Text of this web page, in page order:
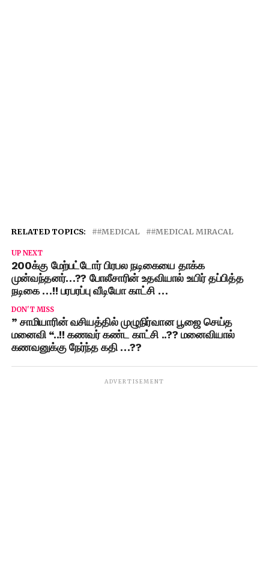
RELATED TOPICS: #MEDICAL #MEDICAL MIRACAL
UP NEXT
200க்கு மேற்பட்டோர் பிரபல நடிகையை தாக்க
முன்வந்தனர்…?? போலீசாரின் உதவியால் உயிர் தப்பித்த
நடிகை …!! பரபரப்பு வீடியோ காட்சி …
DON'T MISS
” சாமியாரின் வசியத்தில் முழுநிர்வான பூஜை செய்த
மனைவி “..!! கணவர் கண்ட காட்சி ..?? மனைவியால்
கணவனுக்கு நேர்ந்த கதி …??
ADVERTISEMENT